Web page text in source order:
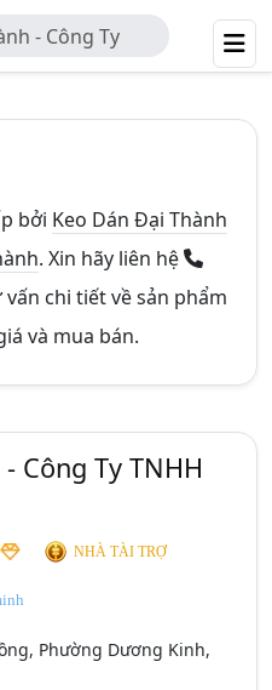
- Công Ty
bởi Keo Dán Đại Thành
. Xin hãy liên hệ
chi tiết về sản phẩm
và mua bán.
Công Ty TNHH
NHÀ TÀI TRỢ
Phường Dương Kinh,